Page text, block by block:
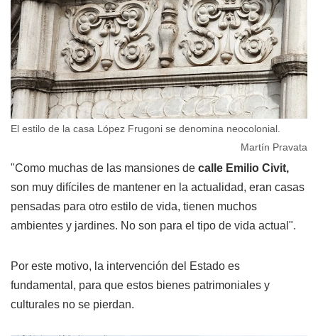
El estilo de la casa López Frugoni se denomina neocolonial.
Martín Pravata
"Como muchas de las mansiones de calle Emilio Civit,
son muy difíciles de mantener en la actualidad, eran casas
pensadas para otro estilo de vida, tienen muchos
ambientes y jardines. No son para el tipo de vida actual".
Por este motivo, la intervención del Estado es
fundamental, para que estos bienes patrimoniales y
culturales no se pierdan.